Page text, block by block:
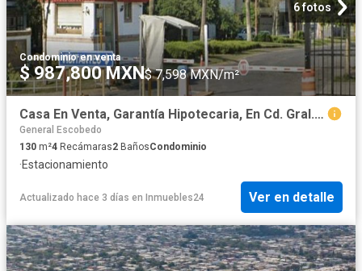
6 fotos
Condominio·en venta
$ 987,800 MXN$ 7,598 MXN/m²
Casa En Venta, Garantía Hipotecaria, En Cd. Gral. Escobedo, N.L. Rom
General Escobedo
130 m²4 Recámaras2 BañosCondominio
·Estacionamiento
Actualizado hace 3 días en Inmuebles24 Ver en detalle